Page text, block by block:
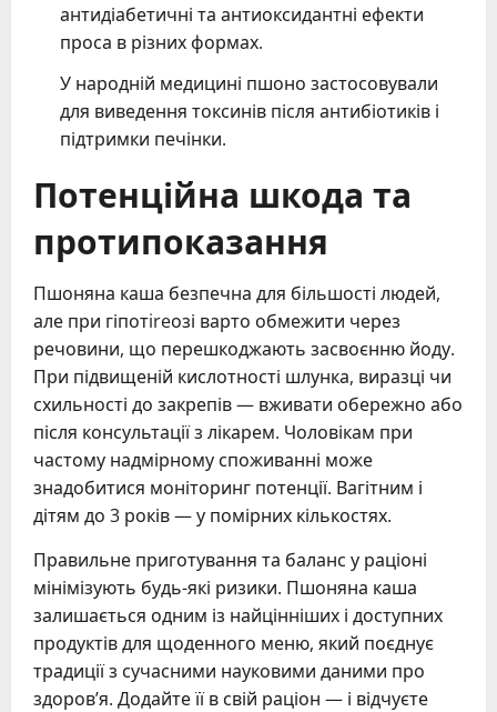
антидіабетичні та антиоксидантні ефекти
проса в різних формах.
У народній медицині пшоно застосовували
для виведення токсинів після антибіотиків і
підтримки печінки.
Потенційна шкода та
протипоказання
Пшоняна каша безпечна для більшості людей,
але при гіпотireозі варто обмежити через
речовини, що перешкоджають засвоєнню йоду.
При підвищеній кислотності шлунка, виразці чи
схильності до закрепів — вживати обережно або
після консультації з лікарем. Чоловікам при
частому надмірному споживанні може
знадобитися моніторинг потенції. Вагітним і
дітям до 3 років — у помірних кількостях.
Правильне приготування та баланс у раціоні
мінімізують будь-які ризики. Пшоняна каша
залишається одним із найцінніших і доступних
продуктів для щоденного меню, який поєднує
традиції з сучасними науковими даними про
здоров’я. Додайте її в свій раціон — і відчуєте